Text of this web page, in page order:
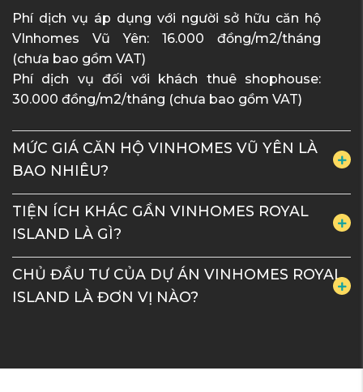
Phí dịch vụ áp dụng với người sở hữu căn hộ
VInhomes Vũ Yên: 16.000 đồng/m2/tháng
(chưa bao gồm VAT)
Phí dịch vụ đối với khách thuê shophouse:
30.000 đồng/m2/tháng (chưa bao gồm VAT)
MỨC GIÁ CĂN HỘ VINHOMES VŨ YÊN LÀ
BAO NHIÊU?
TIỆN ÍCH KHÁC GẦN VINHOMES ROYAL
ISLAND LÀ GÌ?
CHỦ ĐẦU TƯ CỦA DỰ ÁN VINHOMES ROYAL
ISLAND LÀ ĐƠN VỊ NÀO?